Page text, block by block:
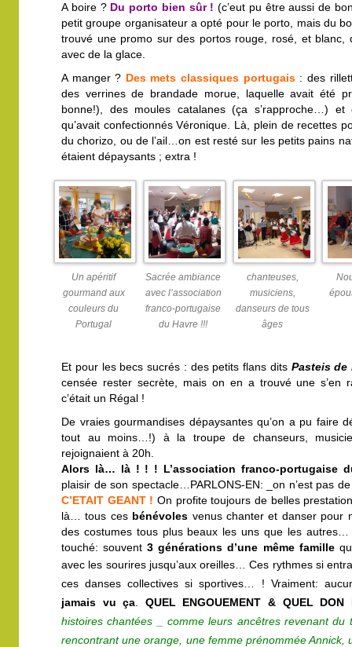
A boire ? Du porto bien sûr ! (c’eut pu être aussi de
petit groupe organisateur a opté pour le porto, mais du
trouvé une promo sur des portos rouge, rosé, et blanc,
avec de la glace.
A manger ? Des mets classiques portugais: des
des verrines de brandade morue, laquelle avait été
bonne!), des moules catalanes (ça s’rapproche…) et
qu’avait confectionnés Véronique. Là, plein de recettes
du chorizo, ou de l’ail…on est resté sur les petits pains
étaient dépaysants ; extra !
Un apéritif
gourmand aux
couleurs du
Portugal
Sacrée ambiance
avec l’association
franco-portugaise
du Havre !!!
chanteuses,
musiciens,
danseurs de tous
âges
Et pour les becs sucrés : des petits flans ditsPasteis de
censée rester secrète, mais on en a trouvé une s’en
c’était un Régal !
De vraies gourmandises dépaysantes qu’on a pu faire
tout au moins…!) à la troupe de chanseurs,
rejoignaient à 20h.
Alors là… là ! ! ! L’association franco-portugaise
plaisir de son spectacle…PARLONS-EN: _on n’est pas
C’ETAIT GEANT ! On profite toujours de belles
là… tous ces bénévoles venus chanter et danser pour
des costumes tous plus beaux les uns que les autres…
touché: souvent3 générations d’une même famille
avec les sourires jusqu’aux oreilles… Ces rythmessi
ces danses collectives si sportives… ! Vraiment:
jamais vu ça
QUEL ENGOUEMENT & QUEL DON
histoires chantées _ comme leurs ancêtres revenant du
rencontrant une orange, une femme prénommée Annick,